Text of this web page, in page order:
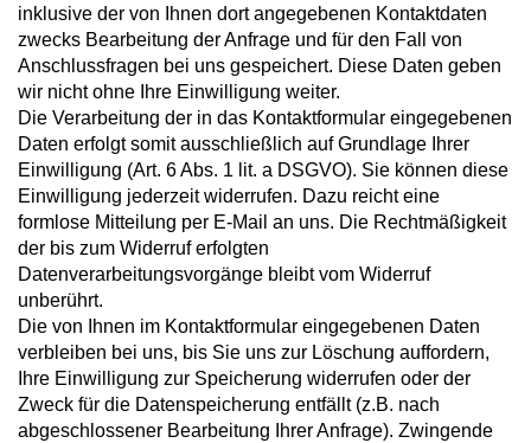
inklusive der von Ihnen dort angegebenen Kontaktdaten
zwecks Bearbeitung der Anfrage und für den Fall von
Anschlussfragen bei uns gespeichert. Diese Daten geben
wir nicht ohne Ihre Einwilligung weiter.
Die Verarbeitung der in das Kontaktformular eingegebenen
Daten erfolgt somit ausschließlich auf Grundlage Ihrer
Einwilligung (Art. 6 Abs. 1 lit. a DSGVO). Sie können diese
Einwilligung jederzeit widerrufen. Dazu reicht eine
formlose Mitteilung per E-Mail an uns. Die Rechtmäßigkeit
der bis zum Widerruf erfolgten
Datenverarbeitungsvorgänge bleibt vom Widerruf
unberührt.
Die von Ihnen im Kontaktformular eingegebenen Daten
verbleiben bei uns, bis Sie uns zur Löschung auffordern,
Ihre Einwilligung zur Speicherung widerrufen oder der
Zweck für die Datenspeicherung entfällt (z.B. nach
abgeschlossener Bearbeitung Ihrer Anfrage). Zwingende